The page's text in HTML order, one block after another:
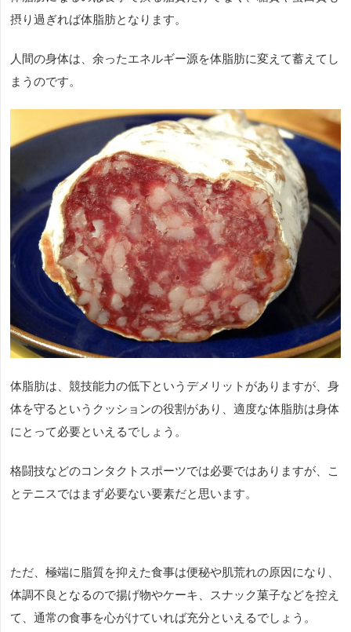
摂り過ぎれば体脂肪となります。
人間の身体は、余ったエネルギー源を体脂肪に変えて蓄えてし
まうのです。
体脂肪は、競技能力の低下というデメリットがありますが、身
体を守るというクッションの役割があり、適度な体脂肪は身体
にとって必要といえるでしょう。
格闘技などのコンタクトスポーツでは必要ではありますが、こ
とテニスではまず必要ない要素だと思います。
ただ、極端に脂質を抑えた食事は便秘や肌荒れの原因になり、
体調不良となるので揚げ物やケーキ、スナック菓子などを控え
て、通常の食事を心がけていれば充分といえるでしょう。